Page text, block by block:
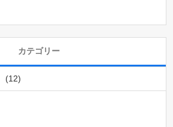
カテゴリー
(12)